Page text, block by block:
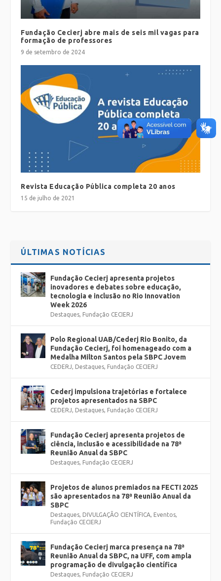
Fundação Cecierj abre mais de seis mil vagas para
formação de professores
9 de setembro de 2024
Revista Educação Pública completa 20 anos
15 de julho de 2021
ÚLTIMAS NOTÍCIAS
Fundação Cecierj apresenta projetos
inovadores e debates sobre educação,
tecnologia e inclusão no Rio Innovation
Week 2026
Destaques Fundação CECIERJ
Polo Regional UAB/Cederj Rio Bonito, da
Fundação Cecierj, foi homenageado com a
Medalha Milton Santos pela SBPC Jovem
CEDERJ Destaques Fundação CECIERJ
Cederj impulsiona trajetórias e fortalece
projetos apresentados na SBPC
CEDERJ Destaques Fundação CECIERJ
Fundação Cecierj apresenta projetos de
ciência, inclusão e acessibilidade na 78ª
Reunião Anual da SBPC
Destaques Fundação CECIERJ
Projetos de alunos premiados na FECTI 2025
são apresentados na 78ª Reunião Anual da
SBPC
Destaques DIVULGAÇÃO CIENTÍFICA Eventos
Fundação CECIERJ
Fundação Cecierj marca presença na 78ª
Reunião Anual da SBPC, na UFF, com ampla
programação de divulgação científica
Destaques Fundação CECIERJ